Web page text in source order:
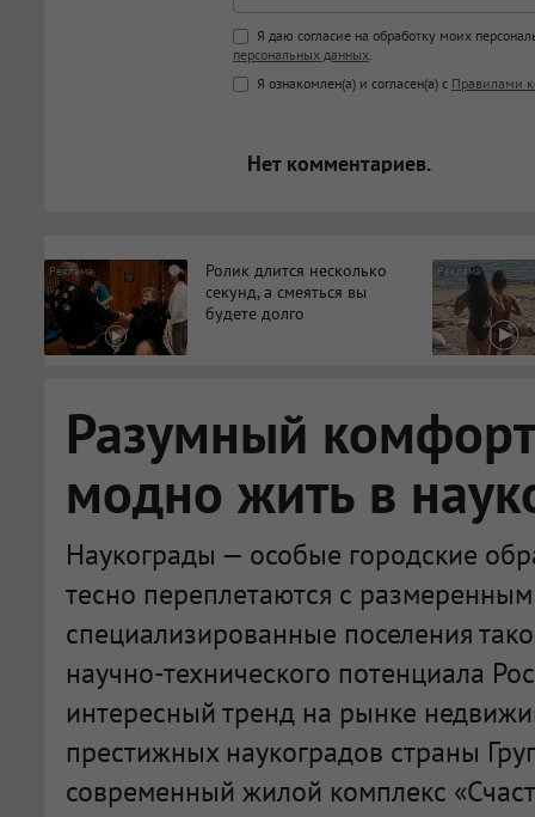
Поддержка HTML
<b>, <strong>, <u>, <i>, <em>,
<blockquote>, <code>
Я даю согласие на обработку моих
персональных данных.
Я ознакомлен(а) и согласен(а) с Правилами
Нет комментариев.
i
Ролик длится несколько
секунд, а смеяться вы
будете долго
Разумный
модно жить в
Наукограды — особые городские
тесно переплетаются с
специализированные поселения
научно-технического потенциала
интересный тренд на рынке
престижных наукоградов страны
современный жилой комплекс